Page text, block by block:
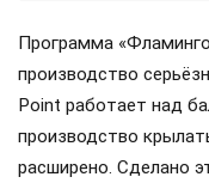
Программа
производство
Point работает над
производство
расширено. Сделано